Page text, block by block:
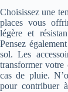
Choisissez une
places vous
légère et
Pensez
sol. Les
transformer votre
cas de pluie.
pour contribuer